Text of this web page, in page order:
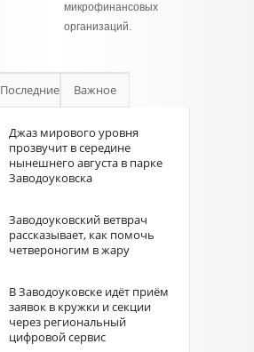
микрофинансовых
организаций.
Последние Важное
Джаз мирового уровня
прозвучит в середине
нынешнего августа в парке
Заводоуковска
Заводоуковский ветврач
рассказывает, как помочь
четвероногим в жару
В Заводоуковске идёт приём
заявок в кружки и секции
через региональный
цифровой сервис